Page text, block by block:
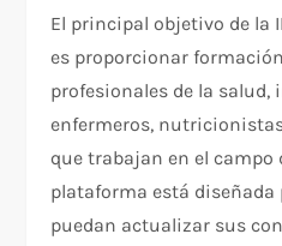
El principal objetivo de la
es proporcionar
profesionales de la salud,
enfermeros,
que trabajan en el campo
plataforma está
puedan actualizar sus